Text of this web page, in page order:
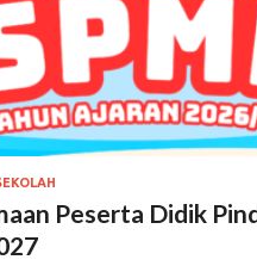
Peserta Didik